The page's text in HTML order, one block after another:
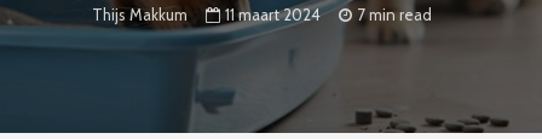
Thijs Makkum 11 maart 2024 7 min read